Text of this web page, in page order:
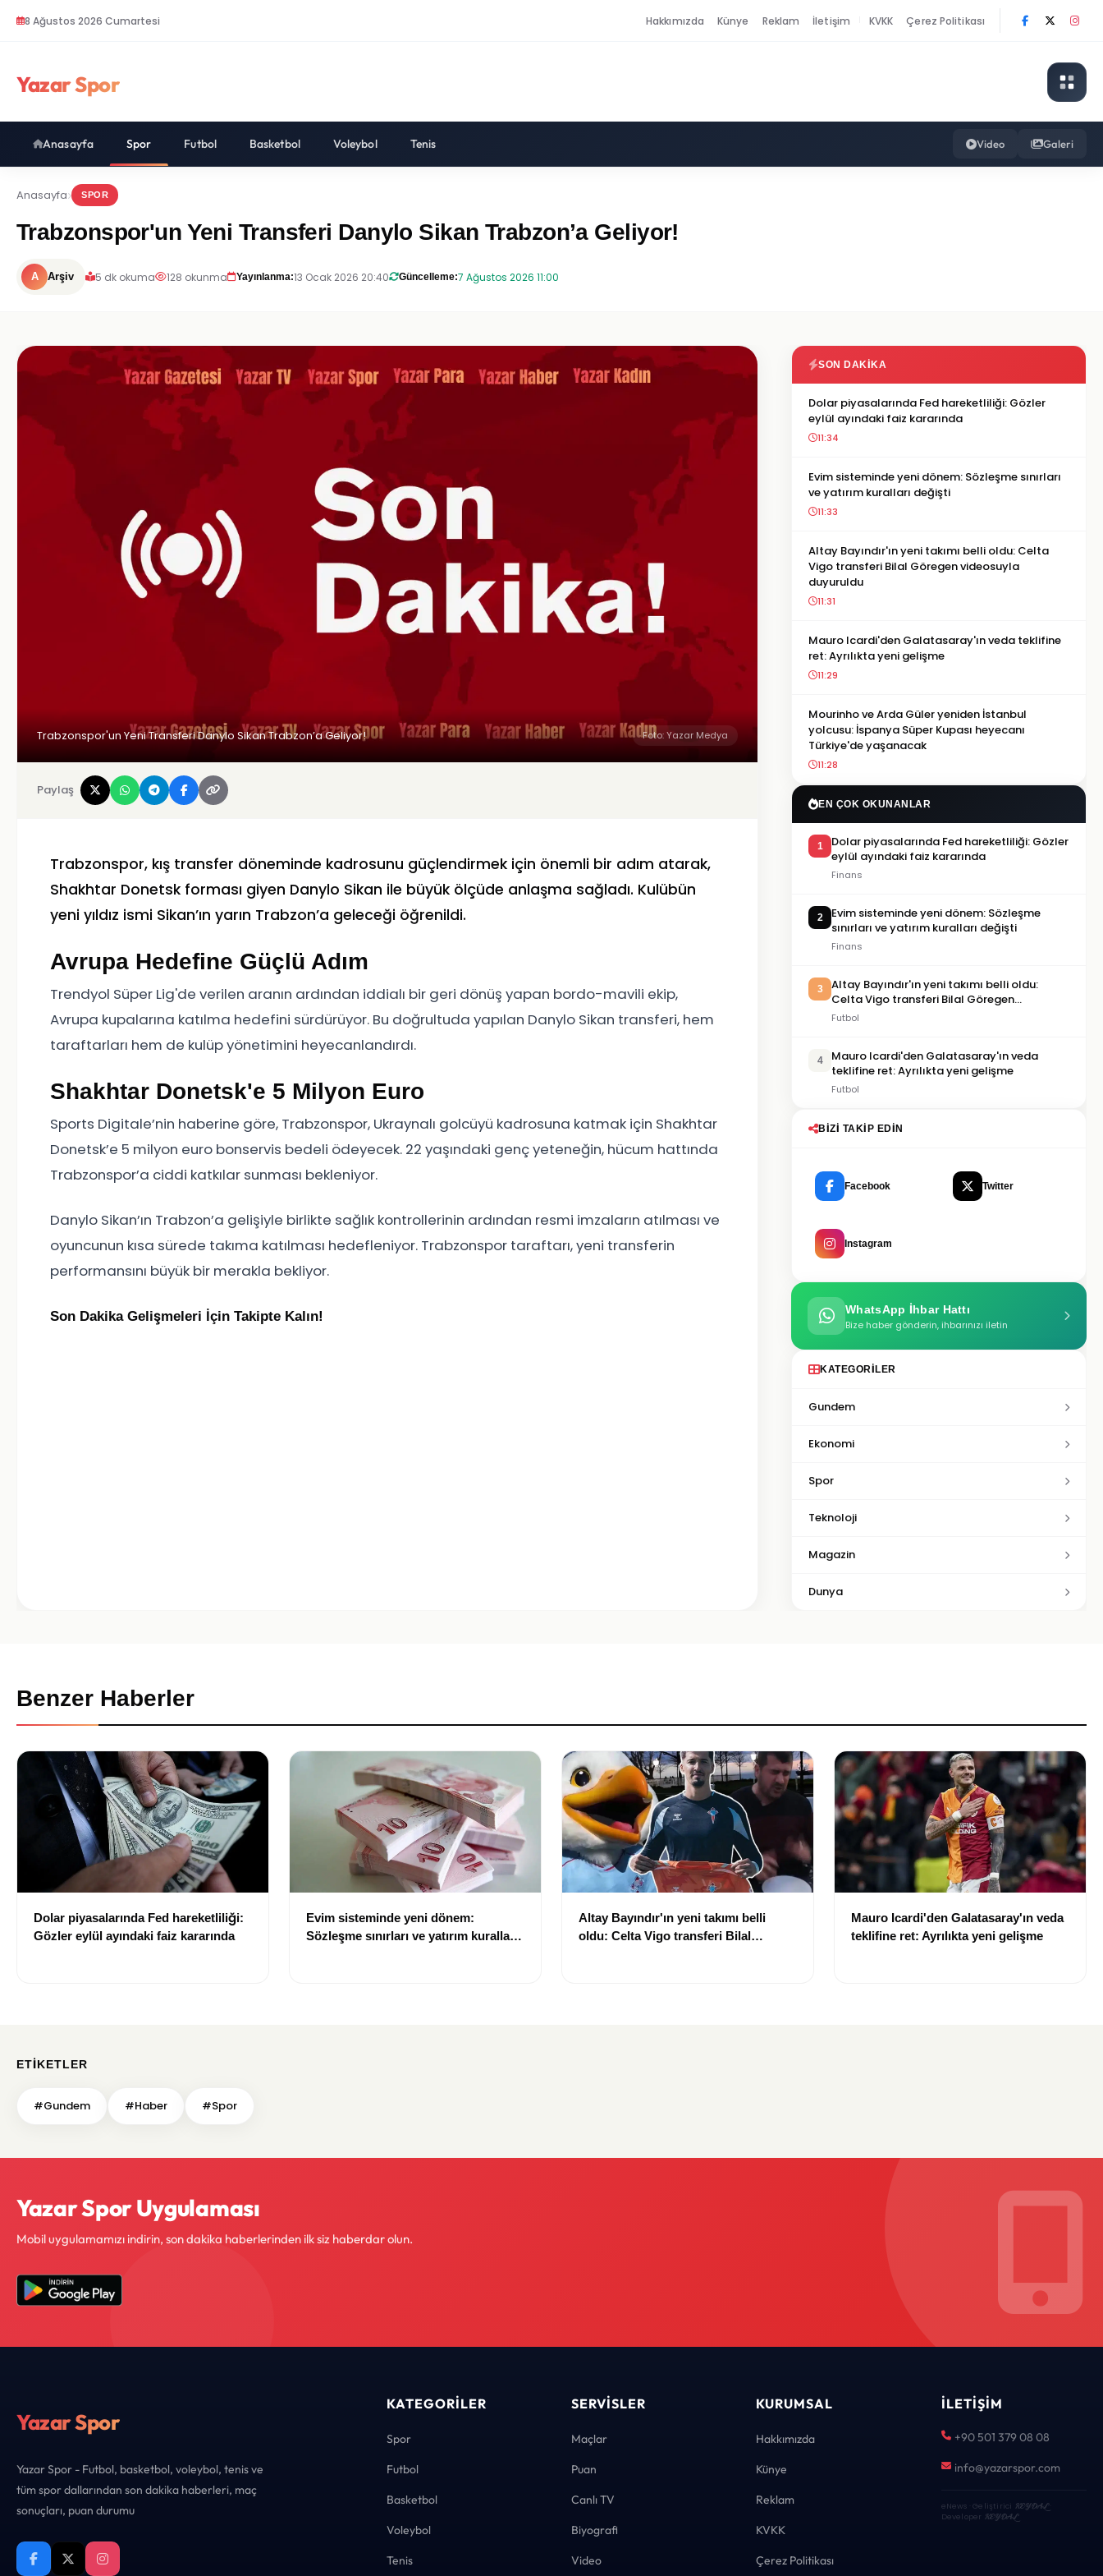
8 Ağustos 2026 Cumartesi Hakkımızda Künye Reklam İletişim KVKK Çerez Politikası
Yazar Spor
Anasayfa Spor Futbol Basketbol Voleybol Tenis Video Galeri
Anasayfa SPOR
Trabzonspor'un Yeni Transferi Danylo Sikan Trabzon’a Geliyor!
A Arşiv 5 dk okuma 128 okunma Yayınlanma:13 Ocak 2026 20:40 Güncelleme:7 Ağustos 2026 11:00
Trabzonspor'un Yeni Transferi Danylo Sikan Trabzon’a Geliyor! Foto: Yazar Medya
Paylaş
Trabzonspor, kış transfer döneminde kadrosunu güçlendirmek için önemli bir adım atarak,
Shakhtar Donetsk forması giyen Danylo Sikan ile büyük ölçüde anlaşma sağladı. Kulübün
yeni yıldız ismi Sikan’ın yarın Trabzon’a geleceği öğrenildi.
Avrupa Hedefine Güçlü Adım
Trendyol Süper Lig'de verilen aranın ardından iddialı bir geri dönüş yapan bordo-mavili ekip,
Avrupa kupalarına katılma hedefini sürdürüyor. Bu doğrultuda yapılan Danylo Sikan transferi, hem
taraftarları hem de kulüp yönetimini heyecanlandırdı.
Shakhtar Donetsk'e 5 Milyon Euro
Sports Digitale’nin haberine göre, Trabzonspor, Ukraynalı golcüyü kadrosuna katmak için Shakhtar
Donetsk’e 5 milyon euro bonservis bedeli ödeyecek. 22 yaşındaki genç yeteneğin, hücum hattında
Trabzonspor’a ciddi katkılar sunması bekleniyor.
Danylo Sikan’ın Trabzon’a gelişiyle birlikte sağlık kontrollerinin ardından resmi imzaların atılması ve
oyuncunun kısa sürede takıma katılması hedefleniyor. Trabzonspor taraftarı, yeni transferin
performansını büyük bir merakla bekliyor.
Son Dakika Gelişmeleri İçin Takipte Kalın!
SON DAKIKA
Dolar piyasalarında Fed hareketliliği: Gözler
eylül ayındaki faiz kararında
11:34
Evim sisteminde yeni dönem: Sözleşme sınırları
ve yatırım kuralları değişti
11:33
Altay Bayındır'ın yeni takımı belli oldu: Celta
Vigo transferi Bilal Göregen videosuyla
duyuruldu
11:31
Mauro Icardi'den Galatasaray'ın veda teklifine
ret: Ayrılıkta yeni gelişme
11:29
Mourinho ve Arda Güler yeniden İstanbul
yolcusu: İspanya Süper Kupası heyecanı
Türkiye'de yaşanacak
11:28
EN ÇOK OKUNANLAR
1
Dolar piyasalarında Fed hareketliliği: Gözler
eylül ayındaki faiz kararında
Finans
2
Evim sisteminde yeni dönem: Sözleşme
sınırları ve yatırım kuralları değişti
Finans
3
Altay Bayındır'ın yeni takımı belli oldu:
Celta Vigo transferi Bilal Göregen
videosuyla duyuruldu
Futbol
4
Mauro Icardi'den Galatasaray'ın veda
teklifine ret: Ayrılıkta yeni gelişme
Futbol
BIZI TAKIP EDIN
Facebook Twitter
Instagram
WhatsApp İhbar Hattı
Bize haber gönderin, ihbarınızı iletin
KATEGORILER
Gundem
Ekonomi
Spor
Teknoloji
Magazin
Dunya
Benzer Haberler
Dolar piyasalarında Fed hareketliliği:
Gözler eylül ayındaki faiz kararında
Evim sisteminde yeni dönem:
Sözleşme sınırları ve yatırım kuralları
Altay Bayındır'ın yeni takımı belli
oldu: Celta Vigo transferi Bilal
Mauro Icardi'den Galatasaray'ın veda
teklifine ret: Ayrılıkta yeni gelişme
ETIKETLER
#Gundem #Haber #Spor
Yazar Spor Uygulaması
Mobil uygulamamızı indirin, son dakika haberlerinden ilk siz haberdar olun.
Yazar Spor
Yazar Spor - Futbol, basketbol, voleybol, tenis ve
tüm spor dallarından son dakika haberleri, maç
sonuçları, puan durumu
KATEGORILER
Spor
Futbol
Basketbol
Voleybol
Tenis
SERVISLER
Maçlar
Puan
Canlı TV
Biyografi
Video
KURUMSAL
Hakkımızda
Künye
Reklam
KVKK
Çerez Politikası
İLETIŞIM
+90 501 379 08 08
info@yazarspor.com
eNews · Geliştirici KEYDAL·
Developer KEYDAL